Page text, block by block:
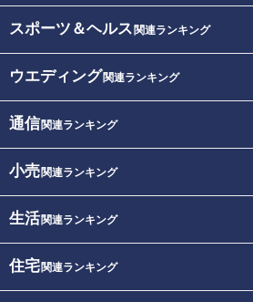
スポーツ＆ヘルス 関連ランキング
ウエディング関連ランキング
通信関連ランキング
小売関連ランキング
生活関連ランキング
住宅関連ランキング